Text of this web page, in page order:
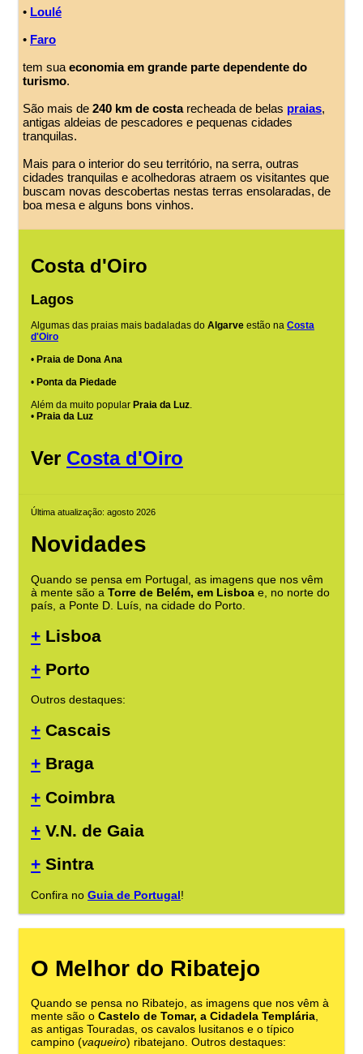
• Loulé
• Faro
tem sua economia em grande parte dependente do
turismo.
São mais de 240 km de costarecheada de belas praias,
antigas aldeias de pescadores e pequenas cidades
tranquilas.
Mais para o interior do seu território, na serra, outras
cidades tranquilas e acolhedoras atraem os visitantes que
buscam novas descobertas nestas terras ensolaradas, de
boa mesa e alguns bons vinhos.
Costa d'Oiro
Lagos
Algumas das praias mais badaladas do Algarve estão na Costa
d'Oiro
• Praia de Dona Ana
• Ponta da Piedade
Além da muito popular Praia da Luz.
• Praia da Luz
Ver Costa d'Oiro
Última atualização: agosto 2026
Novidades
Quando se pensa em Portugal, as imagens que nos vêm
à mente são a Torre de Belém, em Lisboa e, no norte do
país, a Ponte D. Luís, na cidade do Porto.
+ Lisboa
+ Porto
Outros destaques:
+ Cascais
+ Braga
+ Coimbra
+ V.N. de Gaia
+ Sintra
Confira no Guia de Portugal!
O Melhor do Ribatejo
Quando se pensa no Ribatejo, as imagens que nos vêm à
mente são o Castelo de Tomar, a Cidadela Templária,
as antigas Touradas, os cavalos lusitanos e o típico
campino (vaqueiro) ribatejano. Outros destaques: